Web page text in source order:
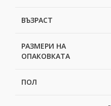
ВЪЗРАСТ
РАЗМЕРИ НА
ОПАКОВКАТА
ПОЛ